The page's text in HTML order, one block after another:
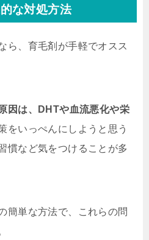
な対処方法
ら、育毛剤が手軽でオスス
因は、DHTや血流悪化や栄
をいっぺんにしようと思う
慣など気をつけることが多
簡単な方法で、これらの問